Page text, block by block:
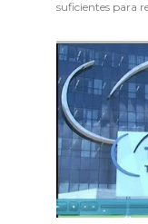
suficientes para